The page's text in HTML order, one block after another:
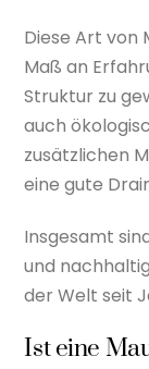
Diese Art von
Maß an
Struktur zu
auch
zusätzlichen
eine gute
Insgesamt
und
der Welt seit
Ist eine